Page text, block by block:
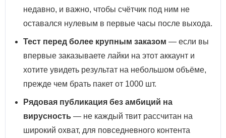
недавно, и важно, чтобы счётчик под ним не
оставался нулевым в первые часы после выхода.
Тест перед более крупным заказом — если вы
впервые заказываете лайки на этот аккаунт и
хотите увидеть результат на небольшом объёме,
прежде чем брать пакет от 1000 шт.
Рядовая публикация без амбиций на
вирусность — не каждый твит рассчитан на
широкий охват, для повседневного контента